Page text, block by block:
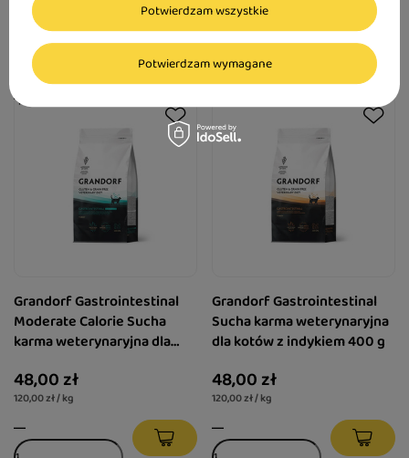
120,00 zł / kg 120,00 zł / kg
Grandorf Gastrointestinal
Moderate Calorie Sucha
karma weterynaryjna dla
48,00 zł
120,00 zł / kg
Grandorf Gastrointestinal
Sucha karma weterynaryjna
dla kotów z indykiem 400 g
48,00 zł
120,00 zł / kg
Potwierdzam wymagane
Potwierdzam wszystkie